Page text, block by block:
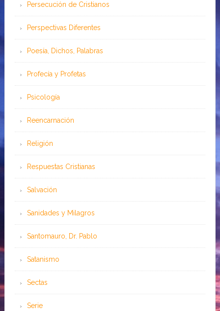
Persecución de Cristianos
Perspectivas Diferentes
Poesía, Dichos, Palabras
Profecía y Profetas
Psicología
Reencarnación
Religión
Respuestas Cristianas
Salvación
Sanidades y Milagros
Santomauro, Dr. Pablo
Satanismo
Sectas
Serie